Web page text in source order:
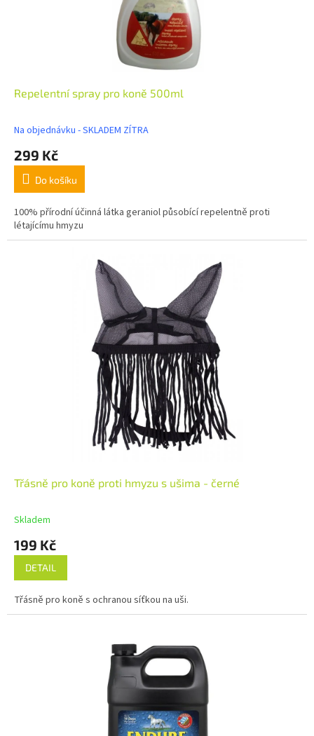
Repelentní spray pro koně 500ml
Na objednávku - SKLADEM ZÍTRA
299 Kč
Do košíku
100% přírodní účinná látka geraniol působící repelentně proti
létajícímu hmyzu
Třásně pro koně proti hmyzu s ušima - černé
Skladem
199 Kč
DETAIL
Třásně pro koně s ochranou síťkou na uši.